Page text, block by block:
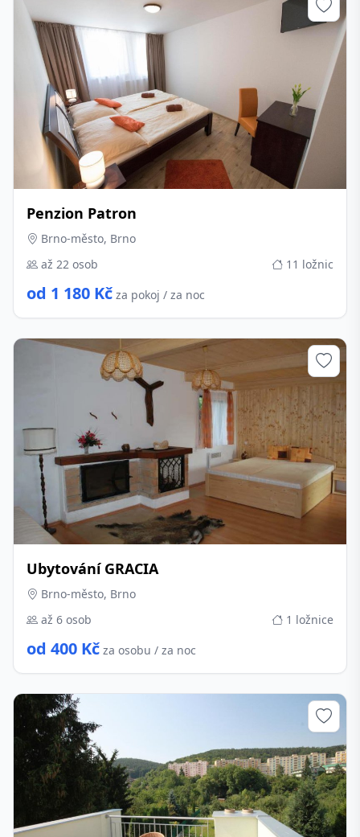
Penzion Patron
Brno-město, Brno
až 22 osob
11 ložnic
od 1 180 Kč za pokoj / za noc
Ubytování GRACIA
Brno-město, Brno
až 6 osob
1 ložnice
od 400 Kč za osobu / za noc